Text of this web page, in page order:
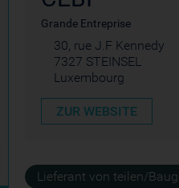
Grande Entreprise
30, rue J.F Kennedy
7327 STEINSEL
Luxembourg
ZUR WEBSITE
Lieferant von teilen/